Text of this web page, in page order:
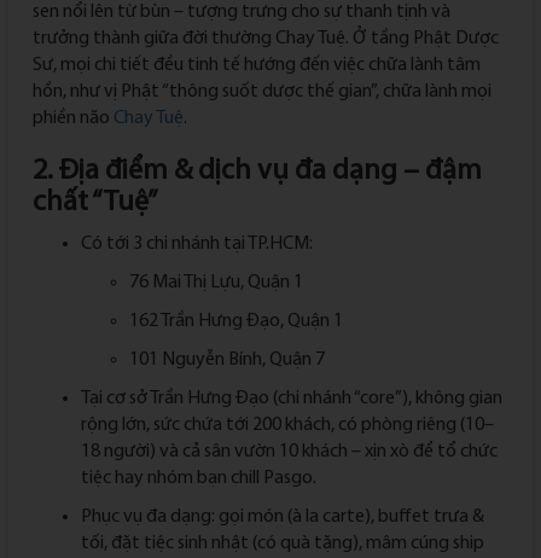
sen nổi lên từ bùn – tượng trưng cho sự thanh tịnh và
trưởng thành giữa đời thường Chay Tuệ. Ở tầng Phật Dược
Sư, mọi chi tiết đều tinh tế hướng đến việc chữa lành tâm
hồn, như vị Phật “thông suốt dược thế gian”, chữa lành mọi
phiền não Chay Tuệ.
2. Địa điểm & dịch vụ đa dạng – đậm
chất “Tuệ”
Có tới 3 chi nhánh tại TP.HCM:
76 Mai Thị Lựu, Quận 1
162 Trần Hưng Đạo, Quận 1
101 Nguyễn Bính, Quận 7
Tại cơ sở Trần Hưng Đạo (chi nhánh “core”), không gian
rộng lớn, sức chứa tới 200 khách, có phòng riêng (10–
18 người) và cả sân vườn 10 khách – xịn xò để tổ chức
tiệc hay nhóm bạn chill Pasgo.
Phục vụ đa dạng: gọi món (à la carte), buffet trưa &
tối, đặt tiệc sinh nhật (có quà tặng), mâm cúng ship